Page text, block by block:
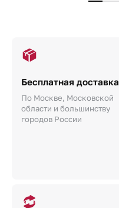
Бесплатная доставка
По Москве, Московской
области и большинству
городов России